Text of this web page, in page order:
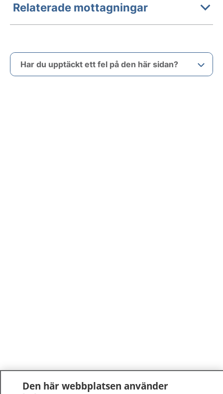
Relaterade mottagningar
Har du upptäckt ett fel på den här sidan?
Den här webbplatsen använder